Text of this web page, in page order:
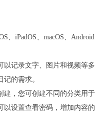
、iPadOS、macOS、Android
以记录文字、图片和视频等多
的需求。
建，您可创建不同的分类用于
以设置查看密码，增加内容的